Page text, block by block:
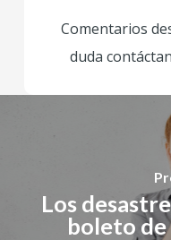
Comentarios
duda
Los
boleto